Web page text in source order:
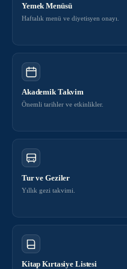
Yemek Menüsü
Haftalık menü ve diyetisyen onayı.
Akademik Takvim
Önemli tarihler ve etkinlikler.
Tur ve Geziler
Yıllık gezi takvimi.
Kitap Kırtasiye Listesi